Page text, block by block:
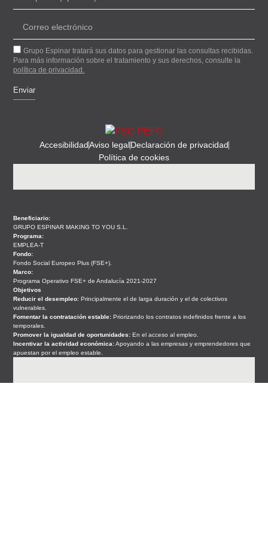
Grupo Espinar tratará sus datos para gestionar las consultas recibidas.
Para más información sobre el tratamiento y sus derechos, consulte la
política de privacidad.
Enviar
AccesibilidadAviso legalDeclaración de privacidad
Política de cookies
Beneficiario:
GRUPO ESPINAR MAKING TO YOU S.L.
Programa:
EMPLEA-T
Fondo:
Fondo Social Europeo Plus (FSE+).
Marco:
Programa Operativo FSE+ de Andalucía 2021-2027
Objetivos
Reducir el desempleo: Principalmente el de larga duración y el de colectivos
vulnerables.
Fomentar la contratación estable: Priorizando los contratos indefinidos frente a los
temporales.
Promover la igualdad de oportunidades: En el acceso al empleo.
Incentivar la actividad económica:Apoyando a las empresas y emprendedores que
apuestan por el empleo estable.